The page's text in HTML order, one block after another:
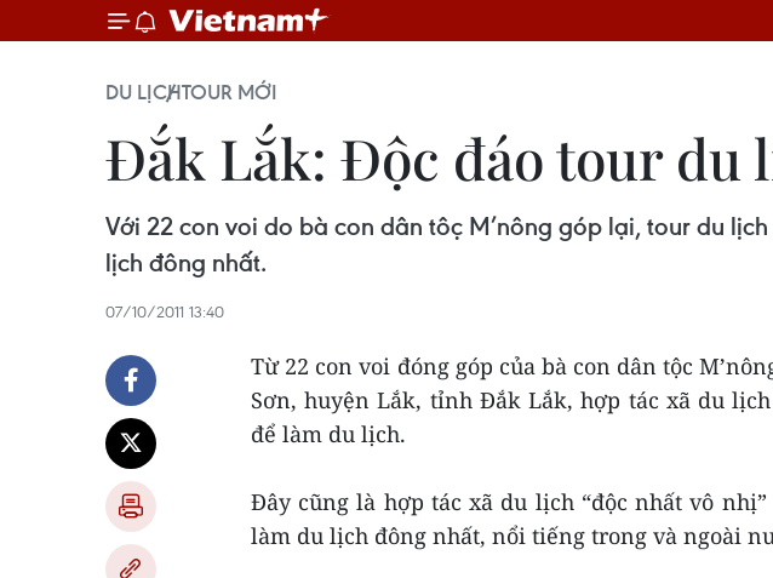
DU LỊCHTOUR MỚI
Đắk Lắk: Độc đáo tour du
Với 22 con voi do bà con dân tộc M’nông góp lại, tour du
lịch đông nhất.
07/10/2011 13:40
Từ 22 con voi đóng góp của bà con dân tộc
Sơn, huyện Lắk, tỉnh Đắk Lắk, hợp tác xã du
để làm du lịch.
Đây cũng là hợp tác xã du lịch “độc nhất vô
làm du lịch đông nhất, nổi tiếng trong và ngoài